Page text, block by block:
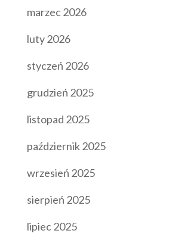
marzec 2026
luty 2026
styczeń 2026
grudzień 2025
listopad 2025
październik 2025
wrzesień 2025
sierpień 2025
lipiec 2025